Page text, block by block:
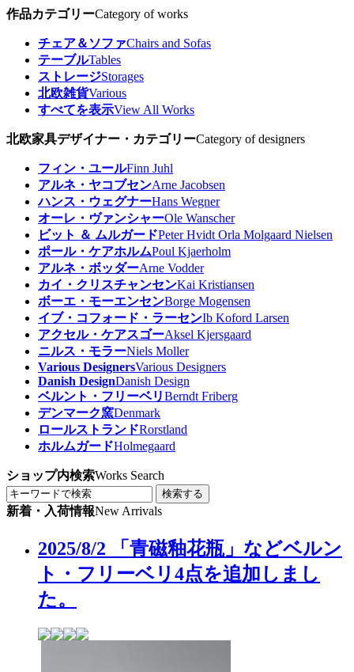
作品カテゴリーCategory of works
チェア＆ソファChairs and Sofas
テーブルTables
ストレージStorages
北欧雑貨Various
すべてを表示View All Works
北欧家具デザイナー・カテゴリーCategory of designers
フィン・ユールFinn Juhl
アルネ・ヤコブセンArne Jacobsen
ハンス・ウェグナーHans Wegner
オーレ・ヴァンシャーOle Wanscher
ビット ＆ ムルガードPeter Hvidt Orla Molgaard Nielsen
ポール・ケアホルムPoul Kjaerholm
アルネ・ボッダーArne Vodder
カイ・クリスチャンセンKai Kristiansen
ボーエ・モーエンセンBorge Mogensen
イブ・コフォード・ラーセンIb Koford Larsen
アクセル・ケアスゴーAksel Kjersgaard
ニルス・モラーNiels Moller
Various DesignersVarious Designers
Danish DesignDanish Design
ベルント・フリーベリBerndt Friberg
デンマーク窯Denmark
ロールストランドRorstland
ホルムガードHolmegaard
ショップ内検索Works Search
検索する
新着・入荷情報New Arrivals
2025/8/2 「青磁釉花瓶」などベルン
ト・フリーベリ4点を追加しまし
た。